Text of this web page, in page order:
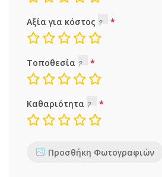
Αξία για κόστος
Τοποθεσία
Καθαριότητα
Προσθήκη Φωτογραφιών